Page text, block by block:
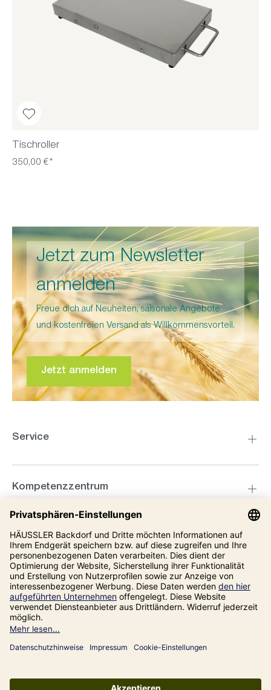
Tischroller
350,00 €*
Jetzt zum Newsletter
anmelden
Freue dich auf Neuheiten, saisonale Angebote
und kostenfreien Versand als Willkommensvorteil.
Jetzt anmelden
Service
Kompetenzzentrum
Informationen
Unsere Adresse